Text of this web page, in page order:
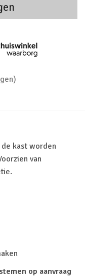
zakelijk
kast worden
van
op aanvraag